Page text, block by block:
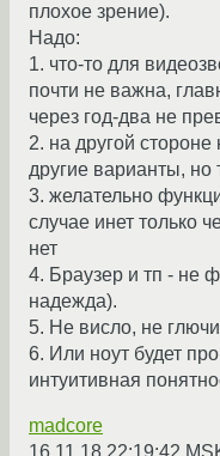
плохое зрение).
Надо:
1. что-то для
почти не важна,
через год-два не
2. на другой
другие варианты, но
3. желательно
случае инет только
нет
4. Браузер и тп - не
надежда).
5. Не висло, не
6. Или ноут будет
интуитивная
madcore